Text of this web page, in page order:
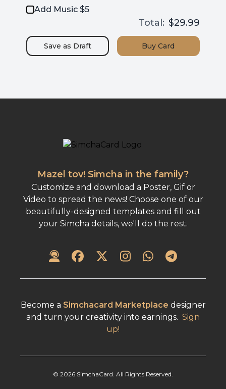
Add Music $5
Total: $29.99
Save as Draft BuyCard
Mazel tov! Simcha in the family?
Customize and download a Poster, Gif or
Video to spread the news! Choose one of our
beautifully-designed templates and fill out
your Simcha details, we'll do the rest.
Become a Simchacard Marketplace designer
and turn your creativity into earnings. Sign
up!
© 2026 SimchaCard. All Rights Reserved.